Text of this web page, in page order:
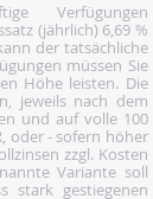
Verfügungen
(jährlich) 6,69 %
der tatsächliche
müssen Sie
Höhe leisten. Die
jeweils nach dem
und auf volle 100
oder - sofern höher
zzgl. Kosten
Variante soll
stark gestiegenen